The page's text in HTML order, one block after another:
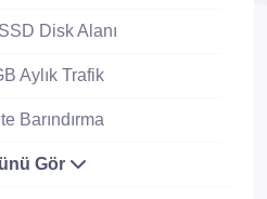
Disk Alanı
Aylık Trafik
Barındırma
Gör